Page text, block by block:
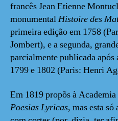
francês Jean Etienne
monumentalHistoire des
primeira edição em 1758
Jombert), e a segunda,
parcialmente publicada
1799 e 1802 (Paris: Henri
Em 1819 propõs à
Poesias Lyricas, mas esta